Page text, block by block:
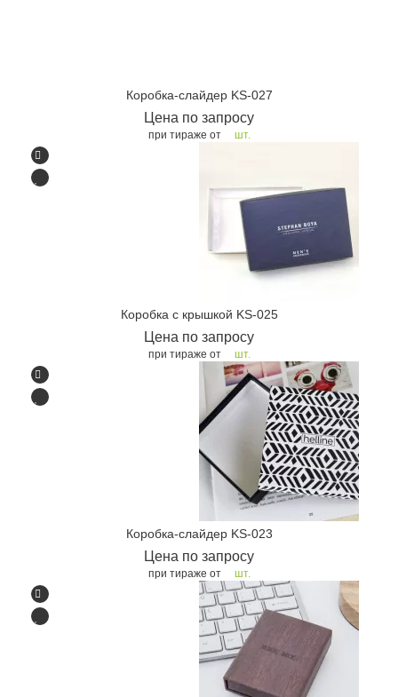
Коробка-слайдер KS-027
Цена по запросу
при тираже от шт.
Коробка с крышкой KS-025
Цена по запросу
при тираже от шт.
Коробка-слайдер KS-023
Цена по запросу
при тираже от шт.